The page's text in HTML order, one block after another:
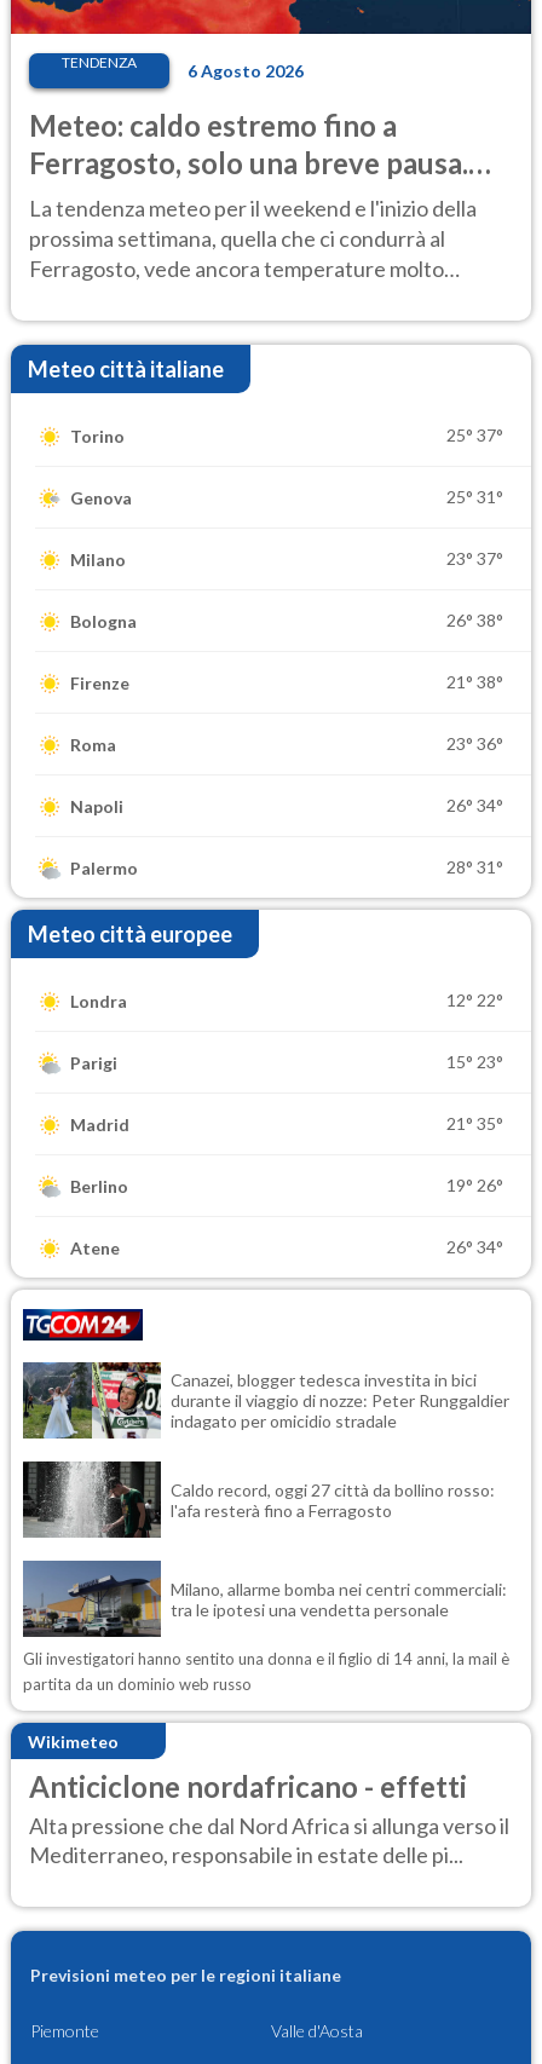
TENDENZA 6 Agosto 2026
Meteo: caldo estremo fino a
Ferragosto, solo una breve pausa.
Ecco dove
La tendenza meteo per il weekend e l'inizio della
prossima settimana, quella che ci condurrà al
Ferragosto, vede ancora temperature molto
Meteo città italiane
Torino 25° 37°
Genova 25° 31°
Milano 23° 37°
Bologna 26° 38°
Firenze 21° 38°
Roma 23° 36°
Napoli 26° 34°
Palermo 28° 31°
Meteo città europee
Londra 12° 22°
Parigi 15° 23°
Madrid 21° 35°
Berlino 19° 26°
Atene 26° 34°
Canazei, blogger tedesca investita in bici
durante il viaggio di nozze: Peter Runggaldier
indagato per omicidio stradale
Caldo record, oggi 27 città da bollino rosso:
l'afa resterà fino a Ferragosto
Milano, allarme bomba nei centri commerciali:
tra le ipotesi una vendetta personale
Gli investigatori hanno sentito una donna e il figlio di 14 anni, la mail è
partita da un dominio web russo
Wikimeteo
Anticiclone nordafricano - effetti
Alta pressione che dal Nord Africa si allunga verso il
Mediterraneo, responsabile in estate delle pi...
Previsioni meteo per le regioni italiane
Piemonte Valle d'Aosta